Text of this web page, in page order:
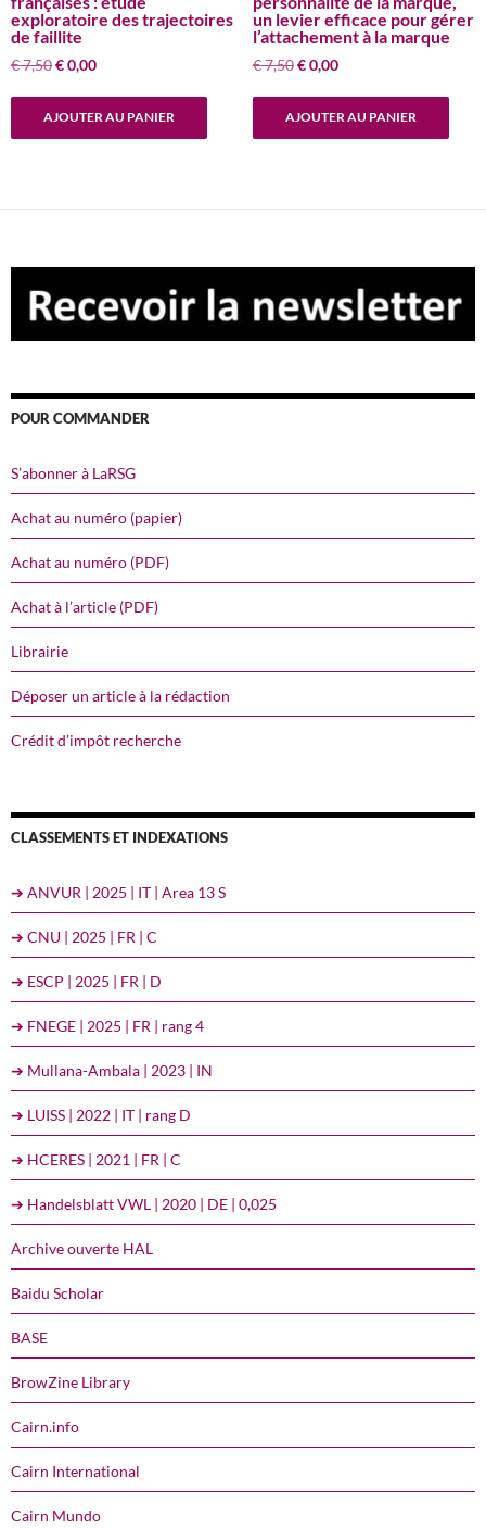
exploratoire des trajectoires
de faillite
€7,50Le
€0,00Le
AJOUTER AU PANIER
un levier efficace pour gérer
l’attachement à la marque
€7,50 Le
€0,00Le
AJOUTER AU PANIER
POUR COMMANDER
S’abonner à LaRSG
Achat au numéro (papier)
Achat au numéro (PDF)
Achat à l’article (PDF)
Librairie
Déposer un article à la rédaction
Crédit d’impôt recherche
CLASSEMENTS ET INDEXATIONS
➔ ANVUR | 2025 | IT | Area 13 S
➔ CNU | 2025 | FR | C
➔ ESCP | 2025 | FR | D
➔ FNEGE | 2025 | FR | rang 4
➔ Mullana-Ambala | 2023 | IN
➔ LUISS | 2022 | IT | rang D
➔ HCERES | 2021 | FR | C
➔ Handelsblatt VWL | 2020 | DE | 0,025
Archive ouverte HAL
Baidu Scholar
BASE
BrowZine Library
Cairn.info
Cairn International
Cairn Mundo